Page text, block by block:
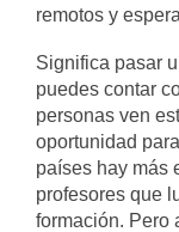
remotos y
Significa pasar
puedes contar
personas ven
oportunidad
países hay más
profesores que
formación. Pero